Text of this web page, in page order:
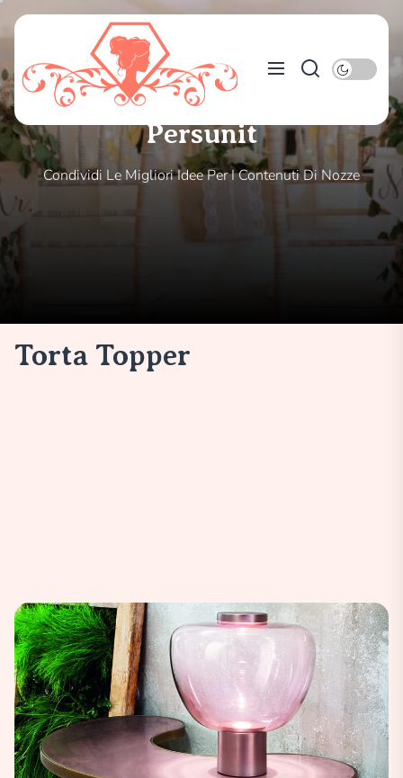
Skip
content
Persunit
Condividi Le Migliori Idee Per I Contenuti Di Nozze
Torta Topper